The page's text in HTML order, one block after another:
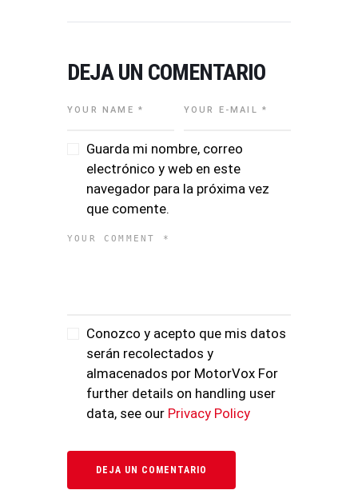
DEJA UN COMENTARIO
Guarda mi nombre, correo
electrónico y web en este
navegador para la próxima vez
que comente.
Conozco y acepto que mis datos
serán recolectados y
almacenados por MotorVox For
further details on handling user
data, see our Privacy Policy